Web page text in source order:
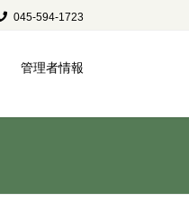
045-594-1723
管理者情報